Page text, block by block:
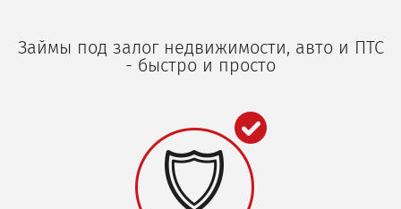
Займы под залог недвижимости, авто и ПТС
- быстро и просто